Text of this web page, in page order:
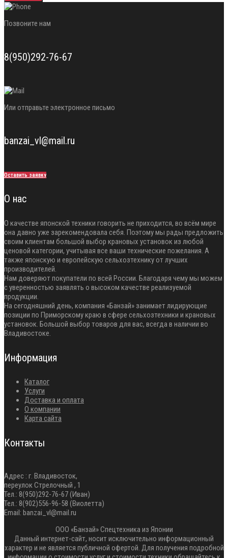
Позвоните нам
8(950)292-76-67
Или отправьте электронное письмо
banzai_vl@mail.ru
Оставить заявку
О нас
О качестве японской техники говорить не приходится, во всём мире
она давно уже зарекомендовала себя. Поэтому мы рады предложить
своим клиентам большой выбор крановых установок из любой
ценовой категории, учитывая все ваши технические пожелания. А
также японскую и европейскую сельхозтехнику от лучших
производителей.
Нам доверяют покупатели по всей России. Благодаря чему мы можем
с уверенностью заявлять о высоком качестве реализуемой
продукции.
На сегодняшний день, компания «Банзай» занимает лидирующие
позиции по Приморскому краю в сфере сельхозтехники и крановых
установок. Большой выбор товаров для вас, всегда в наличии во
Владивостоке.
Информация
Каталог
Услуги
Доставка и оплата
О компании
Карта сайта
Контакты
Адрес : г. Владивосток,
переулок Стрелочный , 1
Тел.: 8(950)292-76-67 (Иван)
Тел.: 8(902)556-96-58 (Виолетта)
Email: banzai_vl@mail.ru
ООО «Банзай» Спецтехника из Японии
Данный интернет-сайт, носит исключительно информационный
характер и не является публичной офертой. Для получения подробной